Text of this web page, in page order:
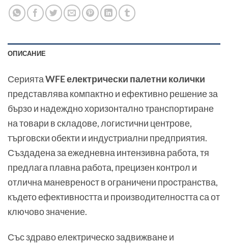
ОПИСАНИЕ
СериятаWFE електрически палетни колички
представлява компактно и ефективно решение за
бързо и надеждно хоризонтално транспортиране
на товари в складове, логистични центрове,
търговски обекти и индустриални предприятия.
Създадена за ежедневна интензивна работа, тя
предлага плавна работа, прецизен контрол и
отлична маневреност в ограничени пространства,
където ефективността и производителността са от
ключово значение.
Със здраво електрическо задвижване и